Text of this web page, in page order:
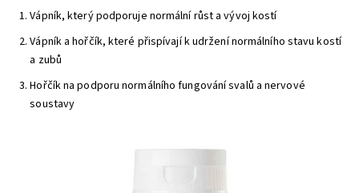
Vápník, který podporuje normální růst a vývoj kostí
Vápník a hořčík, které přispívají k udržení normálního stavu kostí
a zubů
Hořčík na podporu normálního fungování svalů a nervové
soustavy